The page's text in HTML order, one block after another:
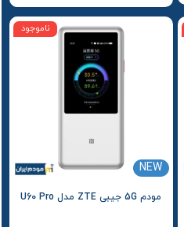
ناموجود
NEW
مودم 5G جیبی ZTE مدل U60 Pro